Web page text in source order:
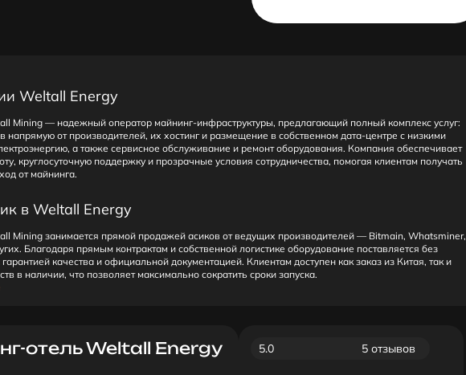
Weltall Energy
Mining — надежный оператор майнинг-инфраструктуры, предлагающий полный комплекс услуг:
напрямую от производителей, их хостинг и размещение в собственном дата-центре с низкими
а также сервисное обслуживание и ремонт оборудования. Компания обеспечивает
круглосуточную поддержку и прозрачные условия сотрудничества, помогая клиентам получать
от майнинга.
в Weltall Energy
Mining занимается прямой продажей асиков от ведущих производителей — Bitmain, Whatsminer,
Благодаря прямым контрактам и собственной логистике оборудование поставляется без
качества и официальной документацией. Клиентам доступен как заказ из Китая, так и
в наличии, что позволяет максимально сократить сроки запуска.
отель Weltall Energy 5.0 5 отзывов